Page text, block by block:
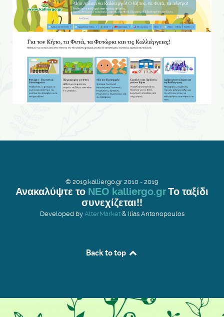
© 2019.kalliergo.gr 2010 - 2019
Ανακαλύψτε το ΝΕΟ kalliergo.grΤο ταξίδι
συνεχίζεται!!
Developed by AlterMarket& Ilias Antonopoulos
Back to top